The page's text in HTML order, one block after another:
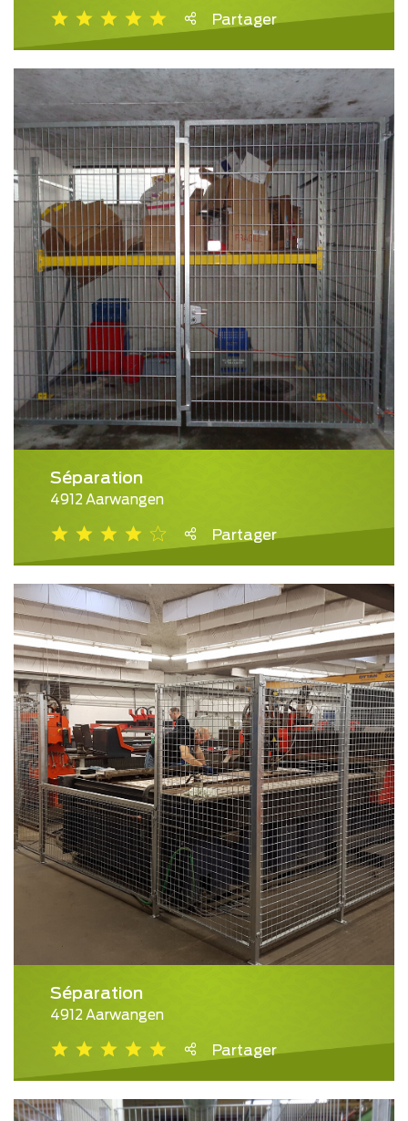
Partager
Séparation
4912 Aarwangen
Partager
Séparation
4912 Aarwangen
Partager